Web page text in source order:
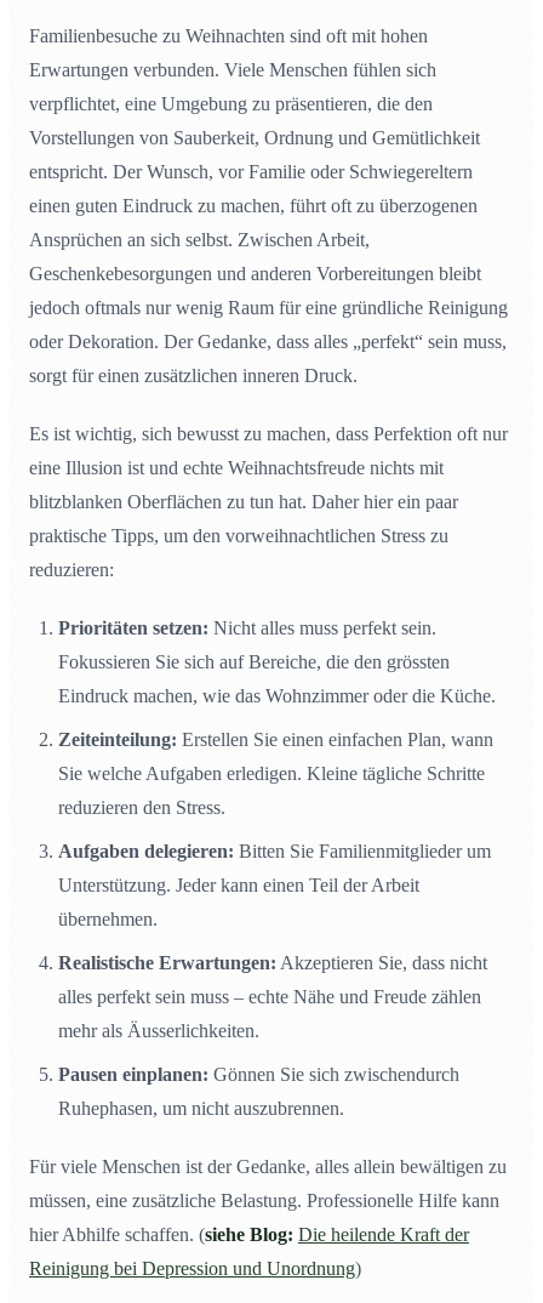
Familienbesuche zu Weihnachten sind oft mit hohen
Erwartungen verbunden. Viele Menschen fühlen sich
verpflichtet, eine Umgebung zu präsentieren, die den
Vorstellungen von Sauberkeit, Ordnung und Gemütlichkeit
entspricht. Der Wunsch, vor Familie oder Schwiegereltern
einen guten Eindruck zu machen, führt oft zu überzogenen
Ansprüchen an sich selbst. Zwischen Arbeit,
Geschenkebesorgungen und anderen Vorbereitungen bleibt
jedoch oftmals nur wenig Raum für eine gründliche Reinigung
oder Dekoration. Der Gedanke, dass alles „perfekt“ sein muss,
sorgt für einen zusätzlichen inneren Druck.
Es ist wichtig, sich bewusst zu machen, dass Perfektion oft nur
eine Illusion ist und echte Weihnachtsfreude nichts mit
blitzblanken Oberflächen zu tun hat. Daher hier ein paar
praktische Tipps, um den vorweihnachtlichen Stress zu
reduzieren:
Prioritäten setzen: Nicht alles muss perfekt sein.
Fokussieren Sie sich auf Bereiche, die den grössten
Eindruck machen, wie das Wohnzimmer oder die Küche.
Zeiteinteilung: Erstellen Sie einen einfachen Plan, wann
Sie welche Aufgaben erledigen. Kleine tägliche Schritte
reduzieren den Stress.
Aufgaben delegieren: Bitten Sie Familienmitglieder um
Unterstützung. Jeder kann einen Teil der Arbeit
übernehmen.
Realistische Erwartungen: Akzeptieren Sie, dass nicht
alles perfekt sein muss – echte Nähe und Freude zählen
mehr als Äusserlichkeiten.
Pausen einplanen: Gönnen Sie sich zwischendurch
Ruhephasen, um nicht auszubrennen.
Für viele Menschen ist der Gedanke, alles allein bewältigen zu
müssen, eine zusätzliche Belastung. Professionelle Hilfe kann
hier Abhilfe schaffen. (siehe Blog: Die heilende Kraft der
Reinigung bei Depression und Unordnung)